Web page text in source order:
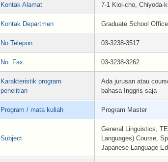
Kontak Alamat 7-1 Kioi-cho, Chiyoda-
Kontak Departmen Graduate School
No.Telepon 03-3238-3517
No. Fax 03-3238-3262
Karakteristik program
penelitian
Ada jurusan atau
bahasa Inggris saja
Program / mata kuliah Program Master
Subject
General Linguistics,
Languages) Course,
Japanese Language